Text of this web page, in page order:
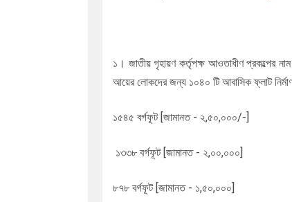
১। জাতীয় গৃহায়ণ কর্তৃপক্ষ আওতাধীণ প্রকল্পের
আয়ের লোকদের জন্য ১০৪০ টি আবাসিক ফ্লাট
১৫৪৫ বর্গফূট [জামানত - ২,৫০,০০০/-]
১৩৩৮ বর্গফূট [জামানত - ২,০০,০০০]
৮৭৮ বর্গফূট [জামানত - ১,৫০,০০০]